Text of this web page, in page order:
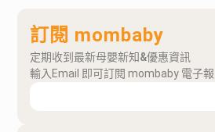
訂閱 mombaby
定期收到最新母嬰新知&優惠資訊
輸入Email 即可訂閱 mombaby 電子報